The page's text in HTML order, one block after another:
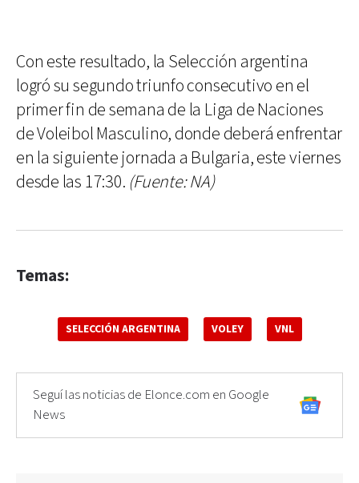
Con este resultado, la Selección argentina
logró su segundo triunfo consecutivo en el
primer fin de semana de la Liga de Naciones
de Voleibol Masculino, donde deberá enfrentar
en la siguiente jornada a Bulgaria, este viernes
desde las 17:30. (Fuente: NA)
Temas:
SELECCIÓN ARGENTINA VOLEY VNL
Seguí las noticias de Elonce.com en Google
News